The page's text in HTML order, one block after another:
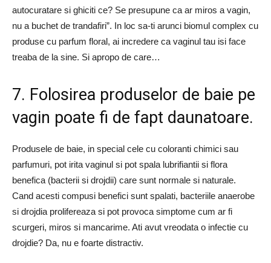
autocuratare si ghiciti ce? Se presupune ca ar miros a vagin,
nu a buchet de trandafiri”. In loc sa-ti arunci biomul complex cu
produse cu parfum floral, ai incredere ca vaginul tau isi face
treaba de la sine. Si apropo de care…
7. Folosirea produselor de baie pe
vagin poate fi de fapt daunatoare.
Produsele de baie, in special cele cu coloranti chimici sau
parfumuri, pot irita vaginul si pot spala lubrifiantii si flora
benefica (bacterii si drojdii) care sunt normale si naturale.
Cand acesti compusi benefici sunt spalati, bacteriile anaerobe
si drojdia prolifereaza si pot provoca simptome cum ar fi
scurgeri, miros si mancarime. Ati avut vreodata o infectie cu
drojdie? Da, nu e foarte distractiv.